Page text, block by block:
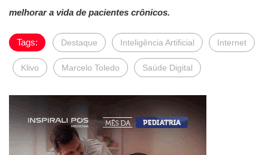
melhorar a vida de pacientes crônicos.
Tags: Destaque Inteligência Artificial Internet
Klivo Marcelo Toledo Saúde Digital